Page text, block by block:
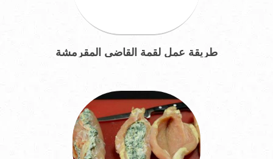
طريقة عمل لقمة القاضي المقرمشة